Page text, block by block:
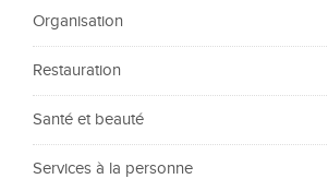
Organisation
Restauration
Santé et beauté
Services à la personne